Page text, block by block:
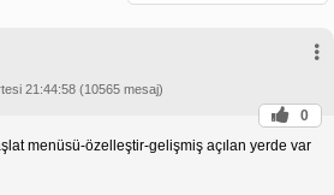
21:44:58 (10565 mesaj)
0
menüsü-özelleştir-gelişmiş açılan yerde var